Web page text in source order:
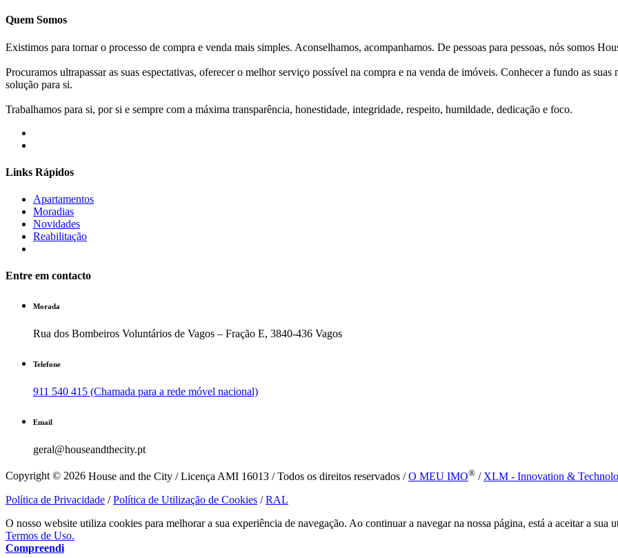
Quem Somos
Existimos para tornar o processo de compra e venda mais simples. Aconselhamos, acompanhamos. De pessoas para pessoas, nós somos
Procuramos ultrapassar as suas espectativas, oferecer o melhor serviço possível na compra e na venda de imóveis. Conhecer a fundo as
solução para si.
Trabalhamos para si, por si e sempre com a máxima transparência, honestidade, integridade, respeito, humildade, dedicação e foco.
Links Rápidos
Apartamentos
Moradias
Novidades
Reabilitação
Entre em contacto
Morada
Rua dos Bombeiros Voluntários de Vagos – Fração E, 3840-436 Vagos
Telefone
911 540 415 (Chamada para a rede móvel nacional)
Email
geral@houseandthecity.pt
Copyright © 2026 House and the City / Licença AMI 16013 / Todos os direitos reservados /O MEU IMO® / XLM - Innovation &
Política de Privacidade /Política de Utilização de Cookies /RAL
O nosso website utiliza cookies para melhorar a sua experiência de navegação. Ao continuar a navegar na nossa página, está a aceitar a sua
Termos de Uso.
Compreendi